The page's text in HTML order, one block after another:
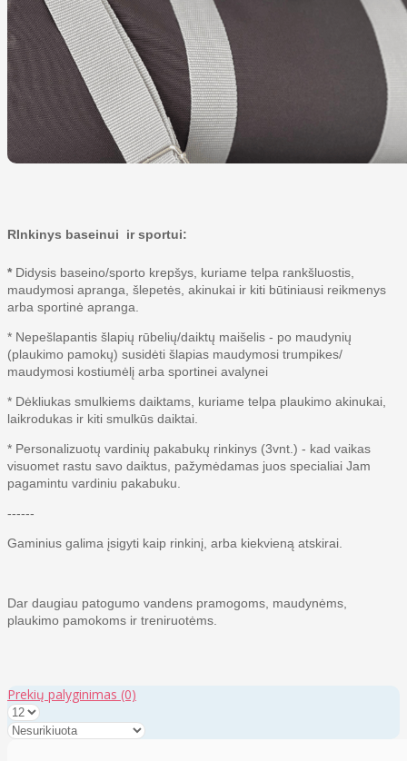
RInkinys baseinui ir sportui:
* Didysis baseino/sporto krepšys, kuriame telpa rankšluostis,
maudymosi apranga, šlepetės, akinukai ir kiti būtiniausi reikmenys
arba sportinė apranga.
* Nepešlapantis šlapių rūbelių/daiktų maišelis - po maudynių
(plaukimo pamokų) susidėti šlapias maudymosi trumpikes/
maudymosi kostiumėlį arba sportinei avalynei
* Dėkliukas smulkiems daiktams, kuriame telpa plaukimo akinukai,
laikrodukas ir kiti smulkūs daiktai.
* Personalizuotų vardinių pakabukų rinkinys (3vnt.) - kad vaikas
visuomet rastu savo daiktus, pažymėdamas juos specialiai Jam
pagamintu vardiniu pakabuku.
------
Gaminius galima įsigyti kaip rinkinį, arba kiekvieną atskirai.
Dar daugiau patogumo vandens pramogoms, maudynėms,
plaukimo pamokoms ir treniruotėms.
Prekių palyginimas (0)